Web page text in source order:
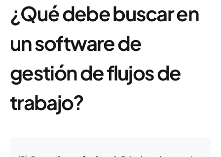
¿Qué debe buscar en
un software de
gestión de flujos de
trabajo?